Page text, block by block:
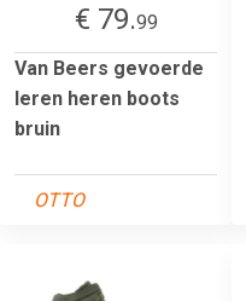
€ 79.99
Van Beers gevoerde
leren heren boots
bruin
OTTO